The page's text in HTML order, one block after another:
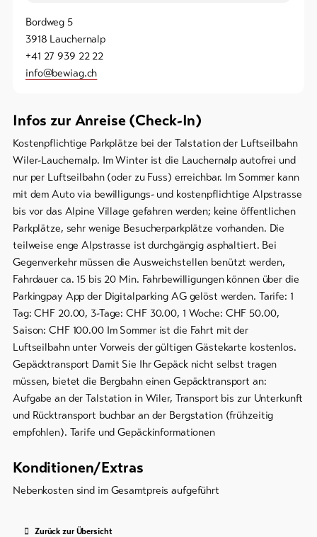
Bordweg 5
3918 Lauchernalp
+41 27 939 22 22
info@bewiag.ch
Infos zur Anreise (Check-In)
Kostenpflichtige Parkplätze bei der Talstation der Luftseilbahn
Wiler-Lauchernalp. Im Winter ist die Lauchernalp autofrei und
nur per Luftseilbahn (oder zu Fuss) erreichbar. Im Sommer kann
mit dem Auto via bewilligungs- und kostenpflichtige Alpstrasse
bis vor das Alpine Village gefahren werden; keine öffentlichen
Parkplätze, sehr wenige Besucherparkplätze vorhanden. Die
teilweise enge Alpstrasse ist durchgängig asphaltiert. Bei
Gegenverkehr müssen die Ausweichstellen benützt werden,
Fahrdauer ca. 15 bis 20 Min. Fahrbewilligungen können über die
Parkingpay App der Digitalparking AG gelöst werden. Tarife: 1
Tag: CHF 20.00, 3-Tage: CHF 30.00, 1 Woche: CHF 50.00,
Saison: CHF 100.00 Im Sommer ist die Fahrt mit der
Luftseilbahn unter Vorweis der gültigen Gästekarte kostenlos.
Gepäcktransport Damit Sie Ihr Gepäck nicht selbst tragen
müssen, bietet die Bergbahn einen Gepäcktransport an:
Aufgabe an der Talstation in Wiler, Transport bis zur Unterkunft
und Rücktransport buchbar an der Bergstation (frühzeitig
empfohlen). Tarife und Gepäckinformationen
Konditionen/Extras
Nebenkosten sind im Gesamtpreis aufgeführt
Zurück zur Übersicht